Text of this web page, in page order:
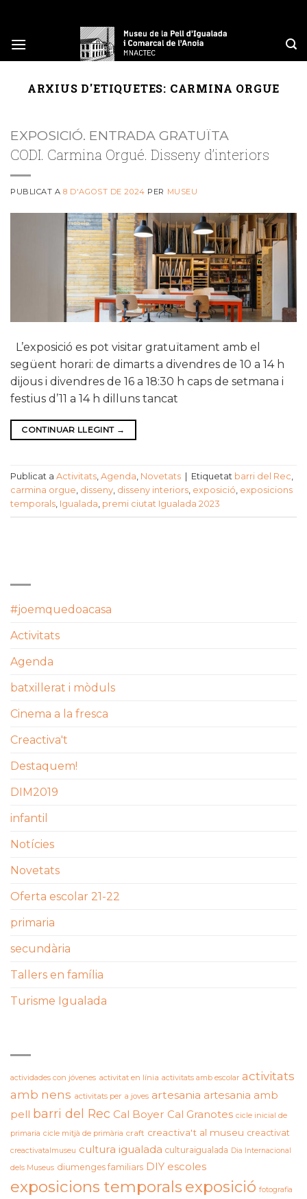
content
ARXIUS D'ETIQUETES: CARMINA ORGUE
EXPOSICIÓ. ENTRADA GRATUÏTA
CODI. Carmina Orgué. Disseny d’interiors
PUBLICAT A8 D'AGOST DE 2024 PER MUSEU
L’exposició es pot visitar gratuïtament amb el
següent horari: de dimarts a divendres de 10 a 14 h
dijous i divendres de 16 a 18:30 h caps de setmana i
festius d’11 a 14 h dilluns tancat
CONTINUAR LLEGINT →
Publicat a Activitats, Agenda, Novetats Etiquetat barri del Rec,
carmina orgue, disseny, disseny interiors, exposició, exposicions
temporals, Igualada, premi ciutat Igualada 2023
#joemquedoacasa
Activitats
Agenda
batxillerat i mòduls
Cinema a la fresca
Creactiva't
Destaquem!
DIM2019
infantil
Notícies
Novetats
Oferta escolar 21-22
primaria
secundària
Tallers en família
Turisme Igualada
actividades con jóvenes activitat en línia activitats amb escolar activitats
amb nens activitats per a joves artesania artesania amb
pell barri del Rec Cal Boyer Cal Granotes cicle inicial de
primaria cicle mitjà de primària craft creactiva't al museu creactivat
creactivatalmuseu cultura igualada culturaigualada Dia Internacional
dels Museus diumenges familiars DIY escoles
exposicions temporals exposició fotografia